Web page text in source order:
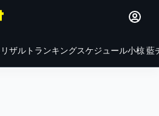
リザルト ランキングスケジュール小椋 藍